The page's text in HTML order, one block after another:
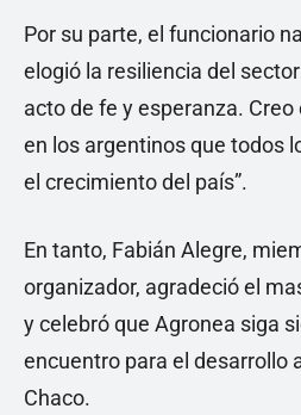
Por su parte, el funcionario
elogió la resiliencia del
acto de fe y esperanza.
en los argentinos que todos
el crecimiento del país”.
En tanto, Fabián Alegre,
organizador, agradeció el
y celebró que Agronea siga
encuentro para el desarrollo
Chaco.